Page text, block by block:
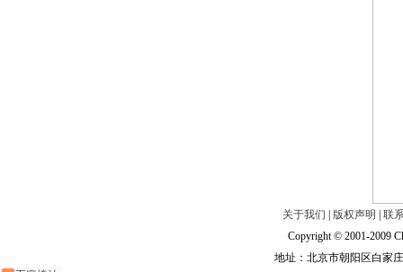
关于我们 版权声明
联
Copyright © 2001-2009
地址：北京市朝阳区白家